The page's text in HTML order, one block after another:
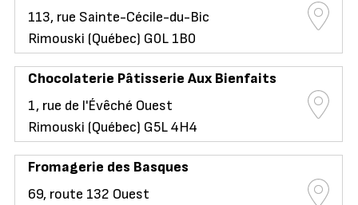
113, rue Sainte-Cécile-du-Bic
Rimouski (Québec) G0L 1B0
Chocolaterie Pâtisserie Aux Bienfaits
1, rue de l'Évêché Ouest
Rimouski (Québec) G5L 4H4
Fromagerie des Basques
69, route 132 Ouest